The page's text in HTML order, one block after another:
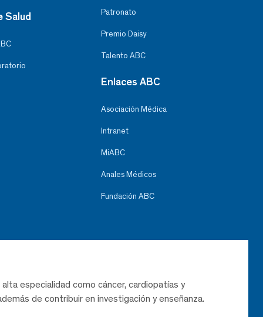
Salud Patronato
Premio Daisy
Talento ABC
Enlaces ABC
Asociación Médica
Intranet
MiABC
Anales Médicos
Fundación ABC
especialidad como cáncer, cardiopatías y
de contribuir en investigación y enseñanza.